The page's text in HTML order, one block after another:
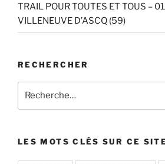
TRAIL POUR TOUTES ET TOUS –
VILLENEUVE D’ASCQ (59)
RECHERCHER
pour
LES MOTS CLÉS SUR CE